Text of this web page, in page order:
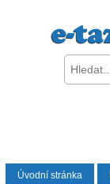
Úvodní stránka